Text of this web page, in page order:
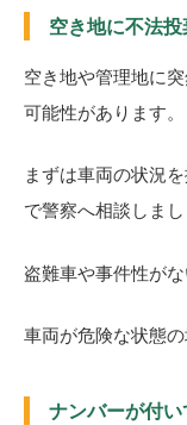
空き地に不法
空き地や管理地に
可能性があります。
まずは車両の状況
で警察へ相談しまし
盗難車や事件性が
車両が危険な状態
ナンバーが付